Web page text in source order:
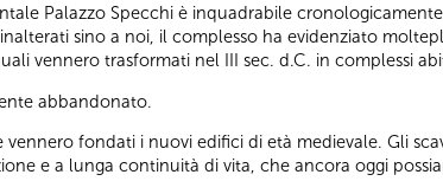
Palazzo Specchi è inquadrabile
sino a noi, il complesso ha evidenziato
vennero trasformati nel III sec. d.C. in complessi
abbandonato.
fondati i nuovi edifici di età medievale. Gli
e a lunga continuità di vita, che ancora oggi